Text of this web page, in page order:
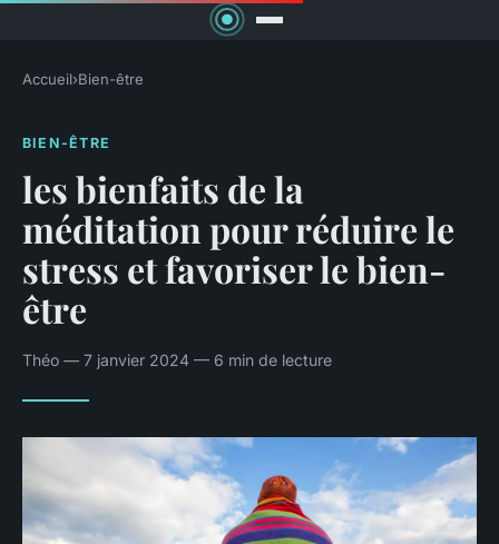
Accueil›Bien-être
BIEN-ÊTRE
les bienfaits de la
méditation pour réduire le
stress et favoriser le bien-
être
Théo — 7 janvier 2024 — 6 min de lecture